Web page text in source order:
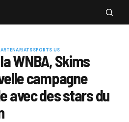
SPORTS US
WNBA, Skims
campagne
avec des stars du